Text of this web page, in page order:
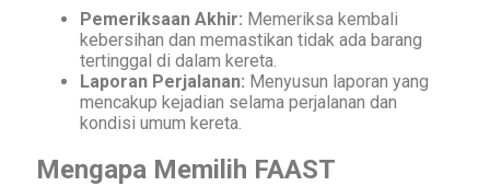
Pemeriksaan Akhir: Memeriksa kembali
kebersihan dan memastikan tidak ada barang
tertinggal di dalam kereta.
Laporan Perjalanan: Menyusun laporan yang
mencakup kejadian selama perjalanan dan
kondisi umum kereta.
Mengapa Memilih FAAST